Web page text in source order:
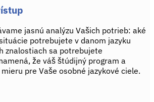
jasnú analýzu Vašich potrieb: aké
potrebujete v danom jazyku
znalostiach sa potrebujete
že váš štúdijný program a
pre Vaše osobné jazykové ciele.